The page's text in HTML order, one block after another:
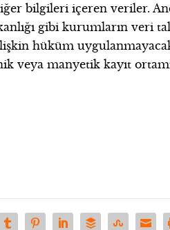
bilgileri içeren veriler.
gibi kurumların veri
hüküm
veya manyetik kayıt